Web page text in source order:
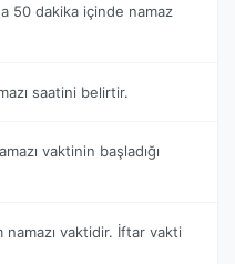
50 dakika içinde namaz
saatini belirtir.
vaktinin başladığı
namazı vaktidir. İftar vakti